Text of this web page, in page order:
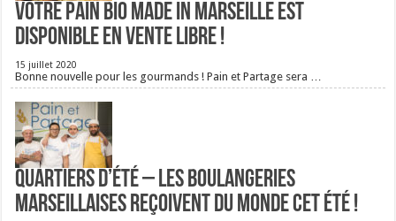
Votre pain bio Made in Marseille est
disponible en vente libre !
15 juillet 2020
Bonne nouvelle pour les gourmands ! Pain et Partage sera …
Quartiers d’été – Les boulangeries
Marseillaises reçoivent du monde cet été !